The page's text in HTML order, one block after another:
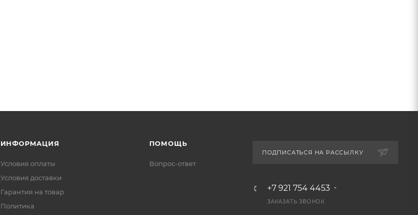
ИНФОРМАЦИЯ
Условия оплаты
Условия доставки
Гарантия на товар
Политика
ПОМОЩЬ
Вопрос-ответ
ПОДПИСАТЬСЯ НА РАССЫЛКУ
+7 921 754 4453
ЗАКАЗАТЬ ЗВОНОК